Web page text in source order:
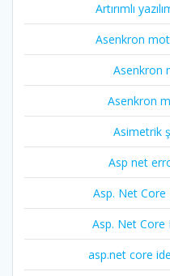
Artırımlı
Asenkron
Asenkron
Asenkron
Asimetrik
Asp net
Asp. Net Core
Asp. Net Core
asp.net core